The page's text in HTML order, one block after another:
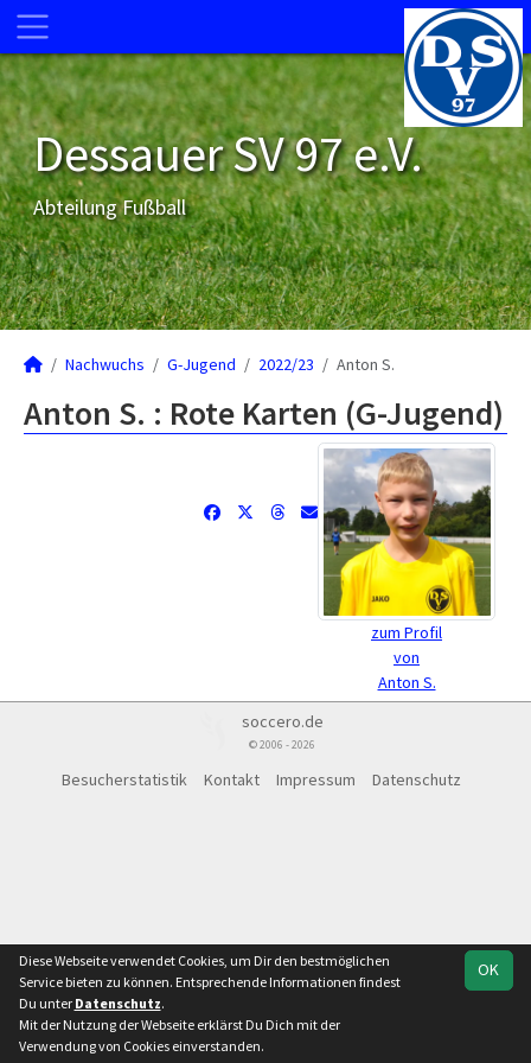
Dessauer SV 97 e.V.
Abteilung Fußball
Nachwuchs G-Jugend 2022/23 Anton S.
Anton S. : Rote Karten (G-Jugend)
zum Profil
von
Anton S.
soccero.de
© 2006 - 2026
Besucherstatistik Kontakt Impressum Datenschutz
OK
Diese Webseite verwendet Cookies, um Dir den bestmöglichen
Service bieten zu können. Entsprechende Informationen findest
Du unter Datenschutz.
Mit der Nutzung der Webseite erklärst Du Dich mit der
Verwendung von Cookies einverstanden.